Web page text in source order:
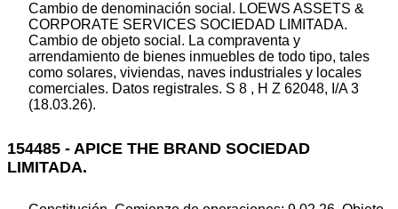
Cambio de denominación social. LOEWS ASSETS &
CORPORATE SERVICES SOCIEDAD LIMITADA.
Cambio de objeto social. La compraventa y
arrendamiento de bienes inmuebles de todo tipo, tales
como solares, viviendas, naves industriales y locales
comerciales. Datos registrales. S 8 , H Z 62048, I/A 3
(18.03.26).
154485 - APICE THE BRAND SOCIEDAD
LIMITADA.